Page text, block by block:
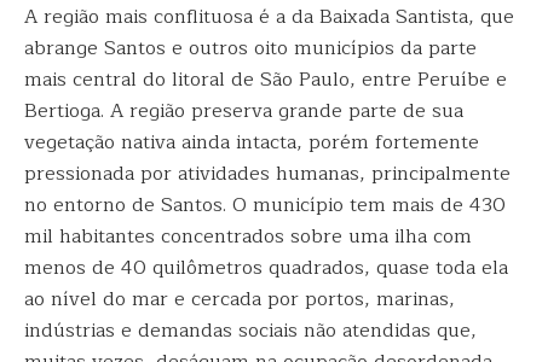
A região mais conflituosa é a da Baixada Santista, que
abrange Santos e outros oito municípios da parte
mais central do litoral de São Paulo, entre Peruíbe e
Bertioga. A região preserva grande parte de sua
vegetação nativa ainda intacta, porém fortemente
pressionada por atividades humanas, principalmente
no entorno de Santos. O município tem mais de 430
mil habitantes concentrados sobre uma ilha com
menos de 40 quilômetros quadrados, quase toda ela
ao nível do mar e cercada por portos, marinas,
indústrias e demandas sociais não atendidas que,